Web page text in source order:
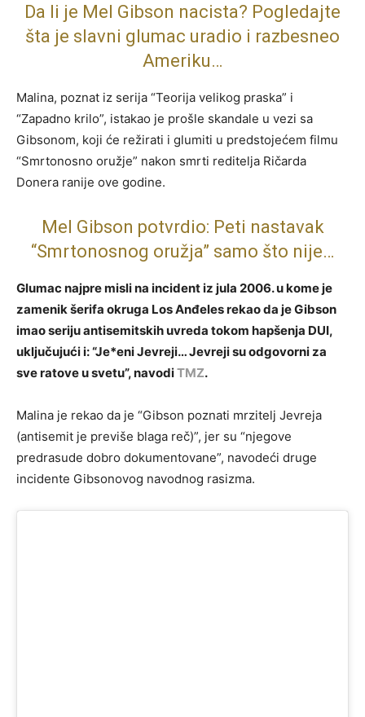
Da li je Mel Gibson nacista? Pogledajte
šta je slavni glumac uradio i razbesneo
Ameriku…
Malina, poznat iz serija “Teorija velikog praska” i
“Zapadno krilo”, istakao je prošle skandale u vezi sa
Gibsonom, koji će režirati i glumiti u predstojećem filmu
“Smrtonosno oružje” nakon smrti reditelja Ričarda
Donera ranije ove godine.
Mel Gibson potvrdio: Peti nastavak
“Smrtonosnog oružja” samo što nije…
Glumac najpre misli na incident iz jula 2006. u kome je
zamenik šerifa okruga Los Anđeles rekao da je Gibson
imao seriju antisemitskih uvreda tokom hapšenja DUI,
uključujući i: “Je*eni Jevreji… Jevreji su odgovorni za
sve ratove u svetu”, navodiTMZ.
Malina je rekao da je “Gibson poznati mrzitelj Jevreja
(antisemit je previše blaga reč)”, jer su “njegove
predrasude dobro dokumentovane”, navodeći druge
incidente Gibsonovog navodnog rasizma.